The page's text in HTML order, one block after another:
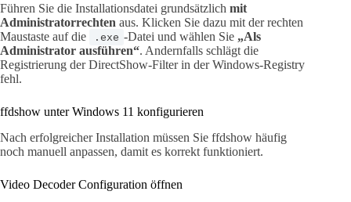
Führen Sie die Installationsdatei grundsätzlich mit
Administratorrechten aus. Klicken Sie dazu mit der rechten
Maustaste auf die
.exe -Datei und wählen Sie „Als
Administrator ausführen“. Andernfalls schlägt die
Registrierung der DirectShow-Filter in der Windows-Registry
fehl.
ffdshow unter Windows 11 konfigurieren
Nach erfolgreicher Installation müssen Sie ffdshow häufig
noch manuell anpassen, damit es korrekt funktioniert.
Video Decoder Configuration öffnen